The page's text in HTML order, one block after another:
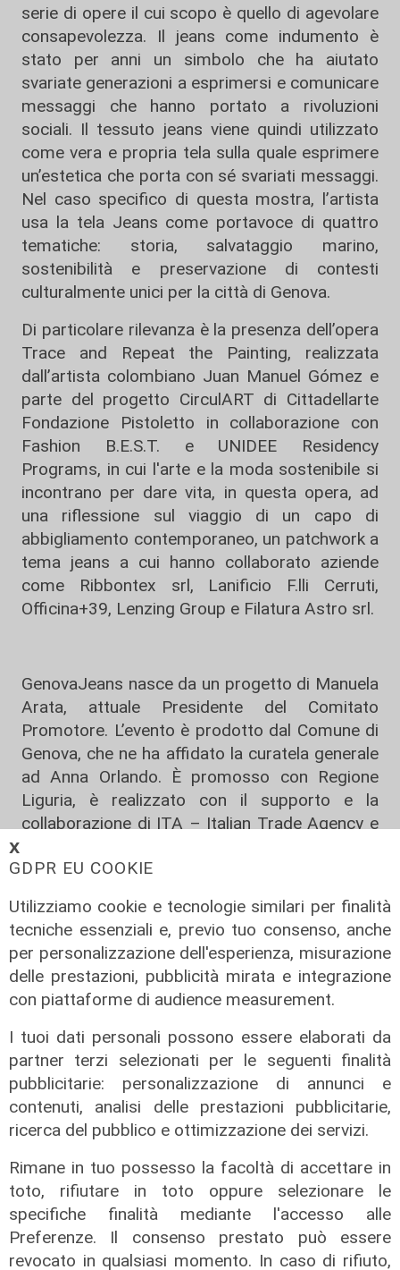
𝗫
GDPR EU COOKIE
Utilizziamo cookie e tecnologie similari per finalità
tecniche essenziali e, previo tuo consenso, anche
per personalizzazione dell'esperienza, misurazione
delle prestazioni, pubblicità mirata e integrazione
con piattaforme di audience measurement.
I tuoi dati personali possono essere elaborati da
partner terzi selezionati per le seguenti finalità
pubblicitarie: personalizzazione di annunci e
contenuti, analisi delle prestazioni pubblicitarie,
ricerca del pubblico e ottimizzazione dei servizi.
Rimane in tuo possesso la facoltà di accettare in
toto, rifiutare in toto oppure selezionare le
specifiche finalità mediante l'accesso alle
Preferenze. Il consenso prestato può essere
revocato in qualsiasi momento. In caso di rifiuto,
serie di opere il cui scopo è quello di agevolare
consapevolezza. Il jeans come indumento è
stato per anni un simbolo che ha aiutato
svariate generazioni a esprimersi e comunicare
messaggi che hanno portato a rivoluzioni
sociali. Il tessuto jeans viene quindi utilizzato
come vera e propria tela sulla quale esprimere
un’estetica che porta con sé svariati messaggi.
Nel caso specifico di questa mostra, l’artista
usa la tela Jeans come portavoce di quattro
tematiche: storia, salvataggio marino,
sostenibilità e preservazione di contesti
culturalmente unici per la città di Genova.
Di particolare rilevanza è la presenza dell’opera
Trace and Repeat the Painting, realizzata
dall’artista colombiano Juan Manuel Gómez e
parte del progetto CirculART di Cittadellarte
Fondazione Pistoletto in collaborazione con
Fashion B.E.S.T. e UNIDEE Residency
Programs, in cui l'arte e la moda sostenibile si
incontrano per dare vita, in questa opera, ad
una riflessione sul viaggio di un capo di
abbigliamento contemporaneo, un patchwork a
tema jeans a cui hanno collaborato aziende
come Ribbontex srl, Lanificio F.lli Cerruti,
Officina+39, Lenzing Group e Filatura Astro srl.
GenovaJeans nasce da un progetto di Manuela
Arata, attuale Presidente del Comitato
Promotore. L’evento è prodotto dal Comune di
Genova, che ne ha affidato la curatela generale
ad Anna Orlando. È promosso con Regione
Liguria, è realizzato con il supporto e la
collaborazione di ITA – Italian Trade Agency e
Moda Italiana, SMI – Sistema Moda Italia,
Moda ETS, oltre a quelli di CNA Federmoda,
Confartigianato ed ENIT – Agenzia Nazionale
del Turismo. GenovaJeans ha come partner,
tra gli altri, Camera di Commercio di Genova,
Candiani, Centro Studi Grande Milano, ETT,
Sagep, AMIU Genova, Humana People to
People, Farmacie Comunali Genovesi e AMT. I
manichini delle esposizioni collettive sono
forniti da La Rosa.
A contribuire a lanciare i messaggi di
GenovaJeans, in queste settimane, anche
quattro testimonial d’eccezione: l’attrice e
produttrice Alice Arcuri, la giornalista sportiva
di Sky Giorgia Cenni, l’attrice e conduttrice
radiofonica Marina Minetti e la conduttrice